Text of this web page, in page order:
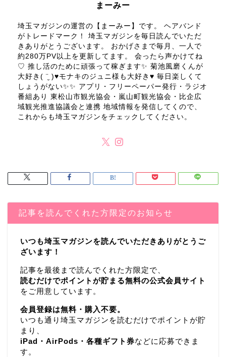
まーみー
埼玉マガジンの運営の【まーみー】です。 ヘアバンド
がトレードマーク！ 埼玉マガジンを毎日読んでいただ
きありがとうございます。 おかげさまで毎月、一人で
約280万PV以上を更新してます。 会ったら声かけてね
♡ 推し活のために頑張って稼ぎます✨ 菊池風磨くんが
大好き( ¨̮ )♥モナキのジュニ様も大好き♥ 毎日楽しくて
しょうがない✨✨ アプリ・フリーペーパー発行・ラジオ
番組あり 東松山市観光協会・嵐山町観光協会・比企広
域観光推進協議会と連携 地域情報を発信してくので、
これからも埼玉マガジンをチェックしてください。
記事を読んでくれた方限定のお知らせ
いつも埼玉マガジンを読んでいただきありがとうご
ざいます！
記事を最後まで読んでくれた方限定で、
読むだけでポイントが貯まる無料の公式会員サイト
をご用意しています。
会員登録は無料・購入不要。
いつも通り埼玉マガジンを読むだけでポイントが貯
まり、
iPad・AirPods・各種ギフト券などに応募できま
す。